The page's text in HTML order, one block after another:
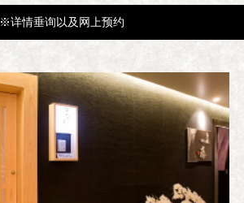
※详情垂询以及网上预约